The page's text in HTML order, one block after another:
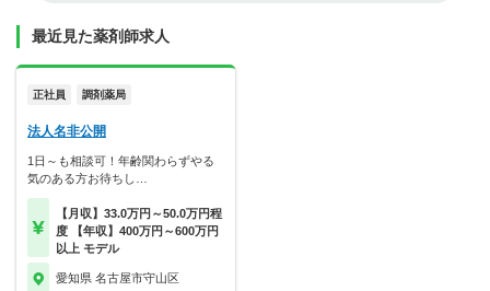
最近見た薬剤師求人
正社員 調剤薬局
法人名非公開
1日～も相談可！年齢関わらずやる
気のある方お待ちし…
【月収】33.0万円～50.0万円程
度 【年収】400万円～600万円
以上 モデル
愛知県 名古屋市守山区